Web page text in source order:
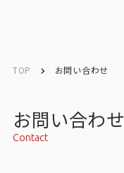
TOP お問い合わせ
お問い合わせ
Contact